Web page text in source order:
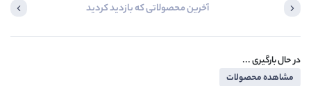
آخرین محصولاتی که بازدید کردید
در حال بارگیری ...
مشاهده محصولات